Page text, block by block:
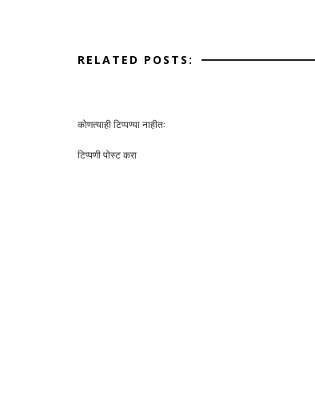
RELATED POSTS:
कोणत्याही टिप्पण्‍या नाहीत:
टिप्पणी पोस्ट करा